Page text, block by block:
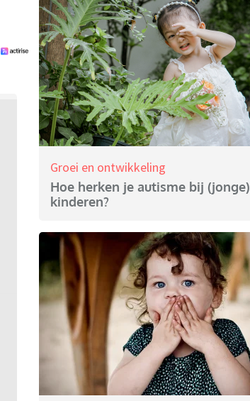
Groei en ontwikkeling
Hoe herken je autisme bij (jonge)
kinderen?